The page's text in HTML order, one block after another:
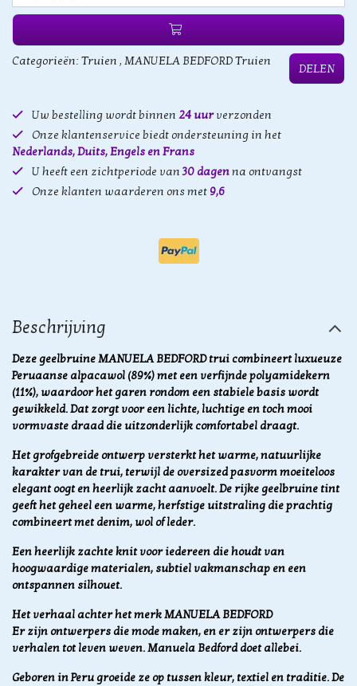
Categorieën: Truien , MANUELA BEDFORD Truien
DELEN
Uw bestelling wordt binnen 24 uurverzonden
Onze klantenservice biedt ondersteuning in het
Nederlands, Duits, Engels en Frans
U heeft een zichtperiode van30 dagenna ontvangst
Onze klanten waarderen ons met 9,6
Beschrijving
Deze geelbruine MANUELA BEDFORD trui combineert luxueuze
Peruaanse alpacawol (89%) met een verfijnde polyamidekern
(11%), waardoor het garen rondom een stabiele basis wordt
gewikkeld. Dat zorgt voor een lichte, luchtige en toch mooi
vormvaste draad die uitzonderlijk comfortabel draagt.
Het grofgebreide ontwerp versterkt het warme, natuurlijke
karakter van de trui, terwijl de oversized pasvorm moeiteloos
elegant oogt en heerlijk zacht aanvoelt. De rijke geelbruine tint
geeft het geheel een warme, herfstige uitstraling die prachtig
combineert met denim, wol of leder.
Een heerlijk zachte knit voor iedereen die houdt van
hoogwaardige materialen, subtiel vakmanschap en een
ontspannen silhouet.
Het verhaal achter het merk MANUELA BEDFORD
Er zijn ontwerpers die mode maken, en er zijn ontwerpers die
verhalen tot leven weven.Manuela Bedford doet allebei.
Geboren in Peru groeide ze op tussen kleur, textiel en traditie. De